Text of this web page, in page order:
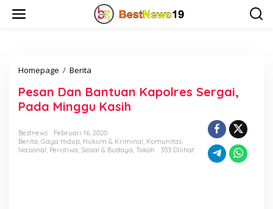
Homepage / Berita
s
a
n
a
n
Pesan Dan Bantuan Kapolres Sergai,
Pada Minggu Kasih
Bestnews
Februari 16, 2020
Berita, Gaya Hidup, Hukum & Kriminal, Komunitas,
Nasional, Peristiwa, Sosial & Budaya, Tokoh 353 Dilihat